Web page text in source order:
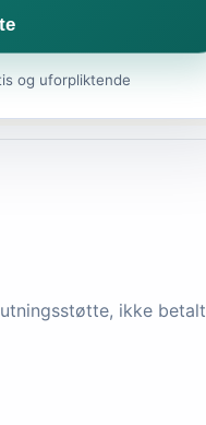
og uforpliktende
ikke betalt